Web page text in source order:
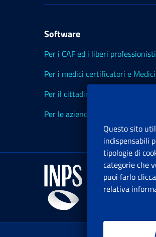
Software
Per i CAF ed i liberi professionisti
Per i medici certificatori e
Per il cittadino
Per le aziende ed i Consulenti
Questo sito
indispensabili
tipologie di
categorie che
puoi farlo
relativa